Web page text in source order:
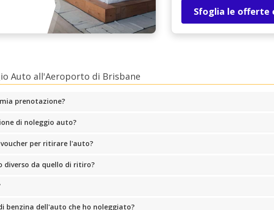
Sfoglia le offerte
Auto all'Aeroporto di Brisbane
prenotazione?
di noleggio auto?
per ritirare l'auto?
diverso da quello di ritiro?
benzina dell'auto che ho noleggiato?